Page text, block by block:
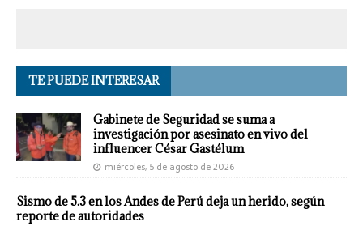
TE PUEDE INTERESAR
Gabinete de Seguridad se suma a
investigación por asesinato en vivo del
influencer César Gastélum
miércoles, 5 de agosto de 2026
Sismo de 5.3 en los Andes de Perú deja un herido, según
reporte de autoridades